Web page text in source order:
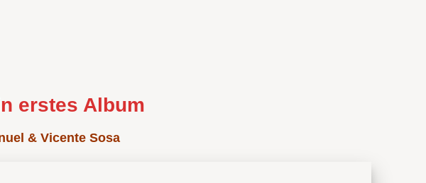
erstes Album
& Vicente Sosa